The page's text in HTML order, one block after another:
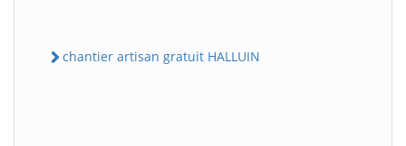
chantier artisan gratuit HALLUIN